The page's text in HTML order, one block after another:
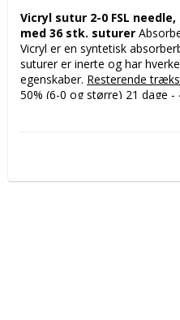
Vicryl sutur 2-0 FSL
med 36 stk. suturer
Vicryl er en syntetisk
suturer er inerte og har
egenskaber. Resterende
50% (6-0 og større) 21 dage